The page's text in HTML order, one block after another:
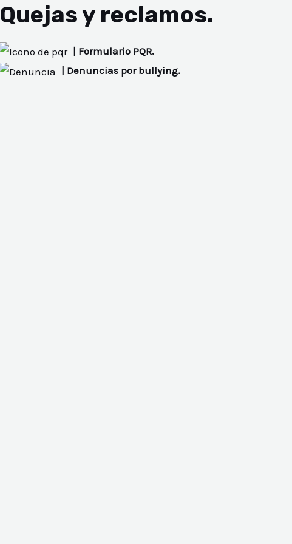
Quejas y reclamos.
| Formulario PQR.
| Denuncias por bullying.